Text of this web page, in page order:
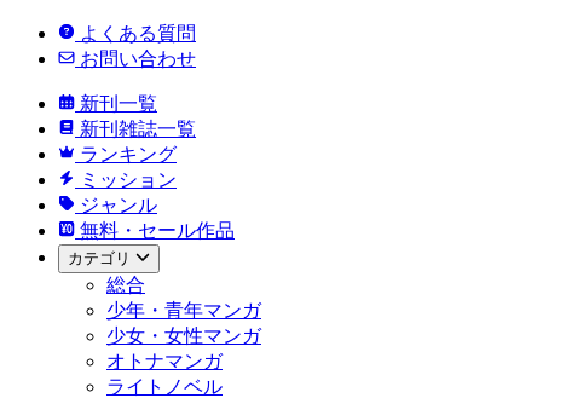
よくある質問
お問い合わせ
新刊一覧
新刊雑誌一覧
ランキング
ミッション
ジャンル
無料・セール作品
カテゴリ
総合
少年・青年マンガ
少女・女性マンガ
オトナマンガ
ライトノベル